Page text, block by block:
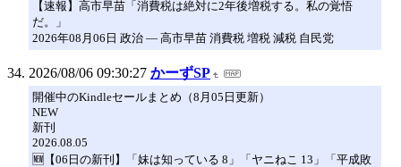
【速報】高市早苗「消費税は絶対に2年後増税する。私の覚悟
だ。」
2026年08月06日 政治 ― 高市早苗 消費税 増税 減税 自民党
2026/08/06 09:30:27 かーずSP
開催中のKindleセールまとめ（8月05日更新）
NEW
新刊
2026.08.05
🆕【06日の新刊】「妹は知っている 8」「ヤニねこ 13」「平成敗